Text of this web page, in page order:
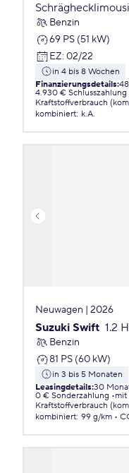
Benzin
69 PS (51 kW)
EZ: 02/22
in 4 bis 8 Wochen
Finanzierungsdetails:
4.930 € Schlusszahlung
Kraftstoffverbrauch
kombiniert: k.A.
Neuwagen | 2026
Suzuki Swift 1.2
Benzin
81 PS (60 kW)
in 3 bis 5 Monaten
Leasingdetails:30
0 € Sonderzahlung
mit
Kraftstoffverbrauch
kombiniert: 99 g/km